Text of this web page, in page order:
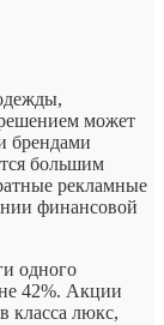
может
брендами
большим
рекламные
финансовой
одного
42%. Акции
класса люкс,